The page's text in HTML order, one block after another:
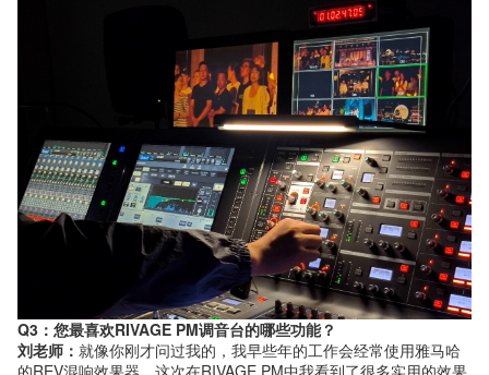
Q3：您最喜欢RIVAGE PM调音台的哪些功能？
刘老师： 就像你刚才问过我的，我早些年的工作会经常使用雅马哈